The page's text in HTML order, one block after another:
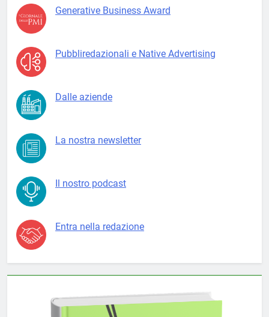
Generative Business Award
Pubbliredazionali e Native Advertising
Dalle aziende
La nostra newsletter
Il nostro podcast
Entra nella redazione